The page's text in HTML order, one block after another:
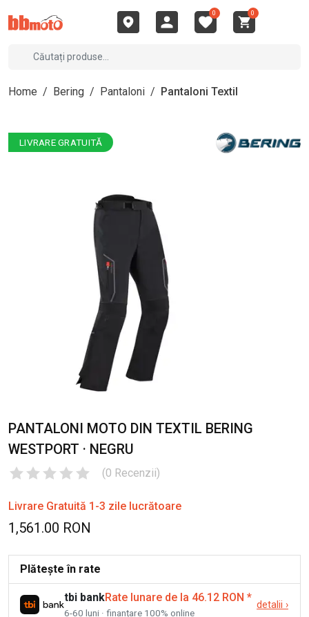
0 0
Home / Bering / Pantaloni / Pantaloni Textil
LIVRARE GRATUITĂ
PANTALONI MOTO DIN TEXTIL BERING
WESTPORT · NEGRU
(0 Recenzii)
Livrare Gratuită 1-3 zile lucrătoare
1,561.00 RON
Plătește în rate
tbi bankRate lunare de la 46.12 RON *
6-60 luni · finanțare 100% online
detalii ›